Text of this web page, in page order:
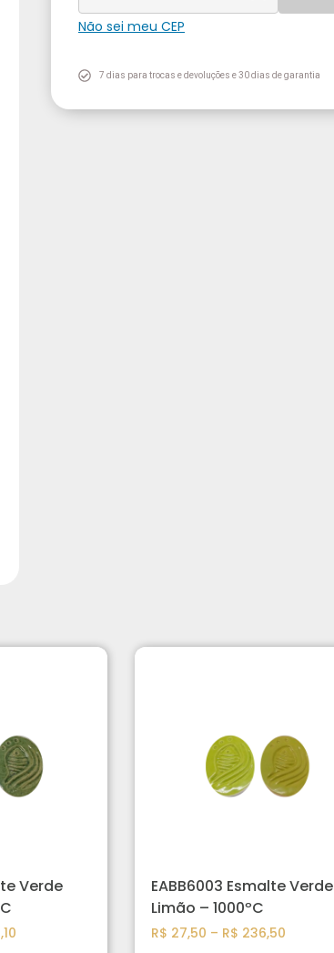
Não sei meu CEP
7 dias para trocas e devoluções e 30 dias de garantia
Verde
EABB6003 Esmalte Verde
Limão – 1000ºC
R$ 27,50 – R$ 236,50